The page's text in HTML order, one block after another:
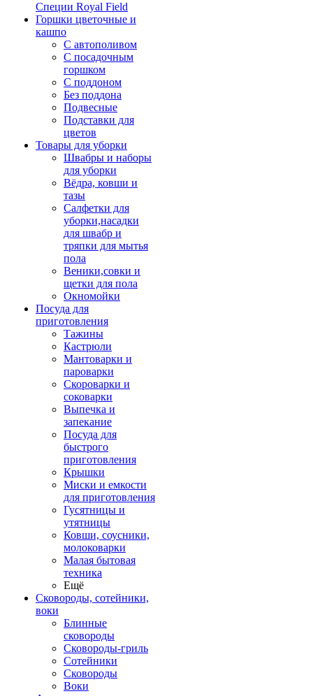
Специи Royal Field
Горшки цветочные и
кашпо
С автополивом
С посадочным
горшком
С поддоном
Без поддона
Подвесные
Подставки для
цветов
Товары для уборки
Швабры и наборы
для уборки
Вёдра, ковши и
тазы
Салфетки для
уборки,насадки
для швабр и
тряпки для мытья
пола
Веники,совки и
щетки для пола
Окномойки
Посуда для
приготовления
Тажины
Кастрюли
Мантоварки и
пароварки
Скороварки и
соковарки
Выпечка и
запекание
Посуда для
быстрого
приготовления
Крышки
Миски и емкости
для приготовления
Гусятницы и
утятницы
Ковши, соусники,
молоковарки
Малая бытовая
техника
Ещё
Сковороды, сотейники,
воки
Блинные
сковороды
Сковороды-гриль
Сотейники
Сковороды
Воки